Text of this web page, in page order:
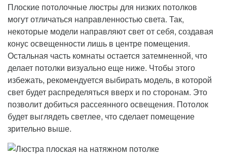
Плоские потолочные люстры для низких потолков
могут отличаться направленностью света. Так,
некоторые модели направляют свет от себя, создавая
конус освещенности лишь в центре помещения.
Остальная часть комнаты остается затемненной, что
делает потолки визуально еще ниже. Чтобы этого
избежать, рекомендуется выбирать модель, в которой
свет будет распределяться вверх и по сторонам. Это
позволит добиться рассеянного освещения. Потолок
будет выглядеть светлее, что сделает помещение
зрительно выше.